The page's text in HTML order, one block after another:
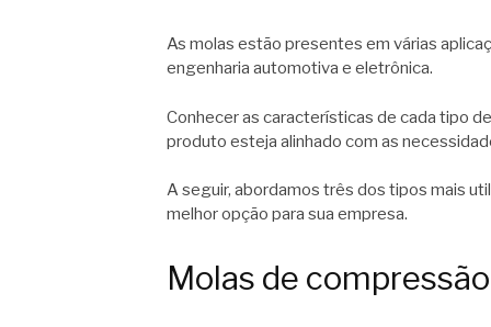
As molas estão presentes em várias
engenharia automotiva e eletrônica.
Conhecer as características de cada tipo
produto esteja alinhado com as
A seguir, abordamos três dos tipos mais
melhor opção para sua empresa.
Molas de compressão